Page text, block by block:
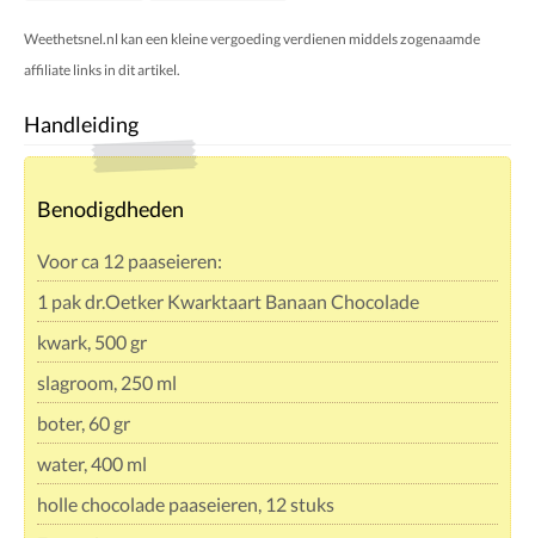
Weethetsnel.nl kan een kleine vergoeding verdienen middels zogenaamde
affiliate links in dit artikel.
Handleiding
Benodigdheden
Voor ca 12 paaseieren:
1 pak dr.Oetker Kwarktaart Banaan Chocolade
kwark, 500 gr
slagroom, 250 ml
boter, 60 gr
water, 400 ml
holle chocolade paaseieren, 12 stuks